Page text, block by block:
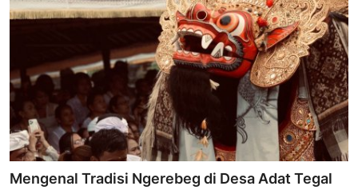
Mengenal Tradisi Ngerebeg di Desa Adat Tegal